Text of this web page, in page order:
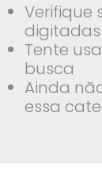
Verifique
Tente
busca
Ainda
essa